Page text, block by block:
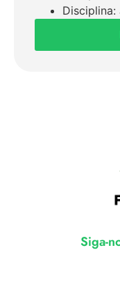
Siga-